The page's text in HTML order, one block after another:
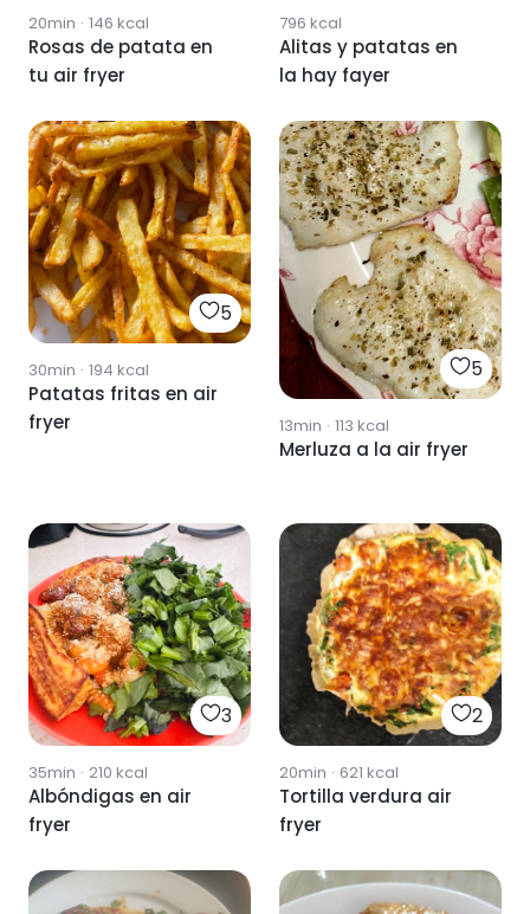
20min · 146 kcal
Rosas de patata en
tu air fryer
796 kcal
Alitas y patatas en
la hay fayer
5
30min · 194 kcal
Patatas fritas en air
fryer
5
13min · 113 kcal
Merluza a la air fryer
3
35min · 210 kcal
Albóndigas en air
fryer
2
20min · 621 kcal
Tortilla verdura air
fryer